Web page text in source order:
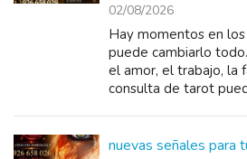
02/08/2026
Hay momentos en
puede cambiarlo
el amor, el trabajo, la
consulta de tarot
nuevas señales para